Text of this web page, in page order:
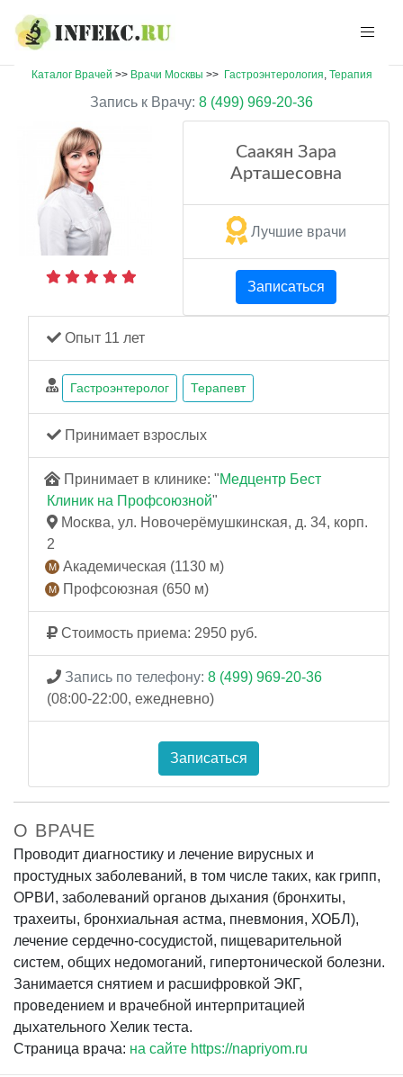
Каталог Врачей >> Врачи Москвы >> Гастроэнтерология, Терапия
Запись к Врачу: 8 (499) 969-20-36
Саакян Зара
Арташесовна
Лучшие врачи
Записаться
Опыт 11 лет
Гастроэнтеролог Терапевт
Принимает взрослых
Принимает в клинике: "Медцентр Бест
Клиник на Профсоюзной"
Москва, ул. Новочерёмушкинская, д. 34, корп.
2
Академическая (1130 м)
Профсоюзная (650 м)
Стоимость приема: 2950 руб.
Запись по телефону: 8 (499) 969-20-36
(08:00-22:00, ежедневно)
Записаться
О ВРАЧЕ
Проводит диагностику и лечение вирусных и
простудных заболеваний, в том числе таких, как грипп,
ОРВИ, заболеваний органов дыхания (бронхиты,
трахеиты, бронхиальная астма, пневмония, ХОБЛ),
лечение сердечно-сосудистой, пищеварительной
систем, общих недомоганий, гипертонической болезни.
Занимается снятием и расшифровкой ЭКГ,
проведением и врачебной интерпритацией
дыхательного Хелик теста.
Страница врача: на сайте https://napriyom.ru